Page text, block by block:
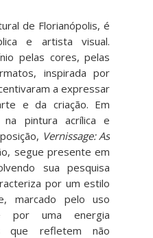
de Florianópolis, é
e artista visual.
pelas cores, pelas
inspirada por
a expressar
e da criação. Em
pintura acrílica e
Vernissage: As
segue presente em
sua pesquisa
por um estilo
marcado pelo uso
por uma energia
que refletem não